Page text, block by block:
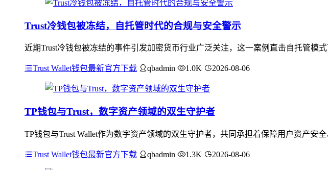
Trust冷钱包被冻结，自托管时代的合规与安全警示
近期Trust冷钱包被冻结的事件引发加密货币行业广泛关注，这一案例直击自托管
Trust Wallet钱包最新官方下载 qbadmin 1.0K 2026-08-06
TP钱包与Trust，数字资产领域的双生守护者
TP钱包与Trust Wallet作为数字资产领域的双生守护者，共同承担着保障用户资产
Trust Wallet钱包最新官方下载 qbadmin 1.3K 2026-08-06